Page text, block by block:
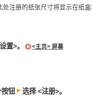
注册的纸张尺寸将显示在纸
置>。 <主页> 屏幕
按钮 选择 <注册>。